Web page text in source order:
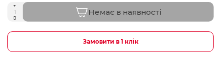
Немає в наявності
Замовити в 1 клік